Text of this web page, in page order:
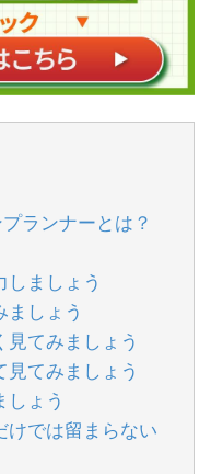
ランナーとは？
しましょう
しょう
てみましょう
てみましょう
ょう
けでは留まらない